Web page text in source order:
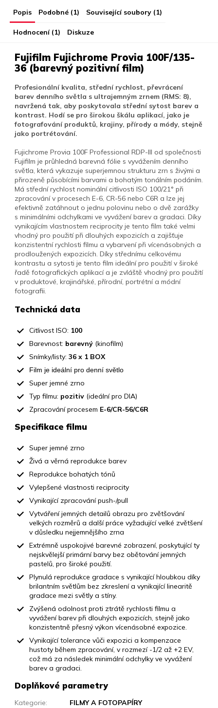
Popis Podobné (1) Související soubory (1)
Hodnocení (1) Diskuze
Fujifilm Fujichrome Provia 100F/135-
36 (barevný pozitivní film)
Profesionální kvalita, střední rychlost, převrácení
barev denního světla s ultrajemným zrnem (RMS: 8),
navržená tak, aby poskytovala střední sytost barev a
kontrast. Hodí se pro širokou škálu aplikací, jako je
fotografování produktů, krajiny, přírody a módy, stejně
jako portrétování.
Fujichrome Provia 100F Professional RDP-III od společnosti
Fujifilm je průhledná barevná fólie s vyvážením denního
světla, která vykazuje superjemnou strukturu zrn s živými a
přirozeně působícími barvami a bohatým tonálním podáním.
Má střední rychlost nominální citlivosti ISO 100/21° při
zpracování v procesech E-6, CR-56 nebo C6R a lze jej
efektivně zatáhnout o jednu polovinu nebo o dvě zarážky
s minimálními odchylkami ve vyvážení barev a gradaci. Díky
vynikajícím vlastnostem reciprocity je tento film také velmi
vhodný pro použití při dlouhých expozicích a zajišťuje
konzistentní rychlosti filmu a vybarvení při vícenásobných a
prodloužených expozicích. Díky střednímu celkovému
kontrastu a sytosti je tento film ideální pro použití v široké
řadě fotografických aplikací a je zvláště vhodný pro použití
v produktové, krajinářské, přírodní, portrétní a módní
fotografii.
Technická data
Citlivost ISO: 100
Barevnost: barevný (kinofilm)
Snímky/listy: 36 x 1 BOX
Film je ideální pro denní světlo
Super jemné zrno
Typ filmu: pozitiv (ideální pro DIA)
Zpracování procesem E-6/CR-56/C6R
Specifikace filmu
Super jemné zrno
Živá a věrná reprodukce barev
Reprodukce bohatých tónů
Vylepšené vlastnosti reciprocity
Vynikající zpracování push-/pull
Vytváření jemných detailů obrazu pro zvětšování
velkých rozměrů a další práce vyžadující velké zvětšení
v důsledku nejjemnějšího zrna
Extrémně uspokojivé barevné zobrazení, poskytující ty
nejskvělejší primární barvy bez obětování jemných
pastelů, pro široké použití.
Plynulá reprodukce gradace s vynikající hloubkou díky
brilantním světlům bez zkreslení a vynikající linearitě
gradace mezi světly a stíny.
Zvýšená odolnost proti ztrátě rychlosti filmu a
vyvážení barev při dlouhých expozicích, stejně jako
konzistentně přesný výkon vícenásobné expozice.
Vynikající tolerance vůči expozici a kompenzace
hustoty během zpracování, v rozmezí -1/2 až +2 EV,
což má za následek minimální odchylky ve vyvážení
barev a gradaci.
Doplňkové parametry
Kategorie:
FILMY A FOTOPAPÍRY